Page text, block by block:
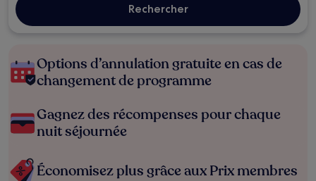
Rechercher
Options d’annulation gratuite en cas de
changement de programme
Gagnez des récompenses pour chaque
nuit séjournée
Économisez plus grâce aux Prix membres